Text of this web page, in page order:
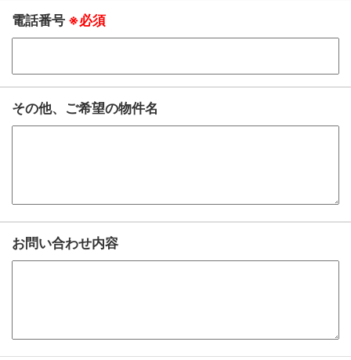
電話番号 ※必須
その他、ご希望の物件名
お問い合わせ内容